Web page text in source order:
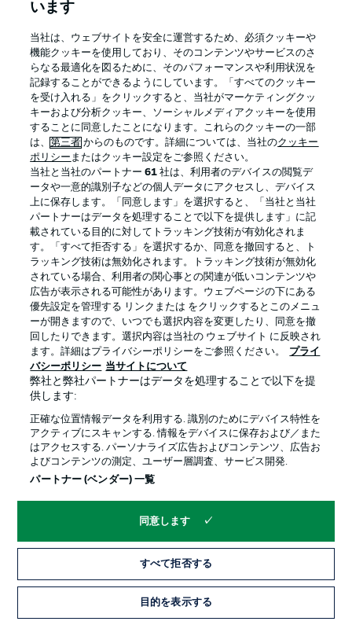
Official Partners
プライバシー・ポリシー 優先設定を管理する
利用条件 放送局
求人 選手
当サイトについて
© 2026 Bundesliga-Gruppe GmbH
言語をお選びください
Display Mode
います
当社は、ウェブサイトを安全に運営するため、必須クッキーや
機能クッキーを使用しており、そのコンテンツやサービスのさ
らなる最適化を図るために、そのパフォーマンスや利用状況を
記録することができるようにしています。「すべてのクッキー
を受け入れる」をクリックすると、当社がマーケティングクッ
キーおよび分析クッキー、ソーシャルメディアクッキーを使用
することに同意したことになります。これらのクッキーの一部
は、第三者 からのものです。詳細については、当社のクッキー
ポリシー またはクッキー設定をご参照ください。
当社と当社のパートナー61 社は、利用者のデバイスの閲覧デ
ータや一意的識別子などの個人データにアクセスし、デバイス
上に保存します。「同意します」を選択すると、「当社と当社
パートナーはデータを処理することで以下を提供します」に記
載されている目的に対してトラッキング技術が有効化されま
す。「すべて拒否する」を選択するか、同意を撤回すると、ト
ラッキング技術は無効化されます。トラッキング技術が無効化
されている場合、利用者の関心事との関連が低いコンテンツや
広告が表示される可能性があります。ウェブページの下にある
優先設定を管理する リンクまたは をクリックするとこのメニュ
ーが開きますので、いつでも選択内容を変更したり、同意を撤
回したりできます。選択内容は当社の ウェブサイト に反映され
ます。詳細はプライバシーポリシーをご参照ください。
プライ
バシーポリシー 当サイトについて
弊社と弊社パートナーはデータを処理することで以下を提
供します:
正確な位置情報データを利用する. 識別のためにデバイス特性を
アクティブにスキャンする. 情報をデバイスに保存および／また
はアクセスする. パーソナライズ広告およびコンテンツ、広告お
よびコンテンツの測定、ユーザー層調査、サービス開発.
パートナー (ベンダー) 一覧
同意します
すべて拒否する
目的を表示する